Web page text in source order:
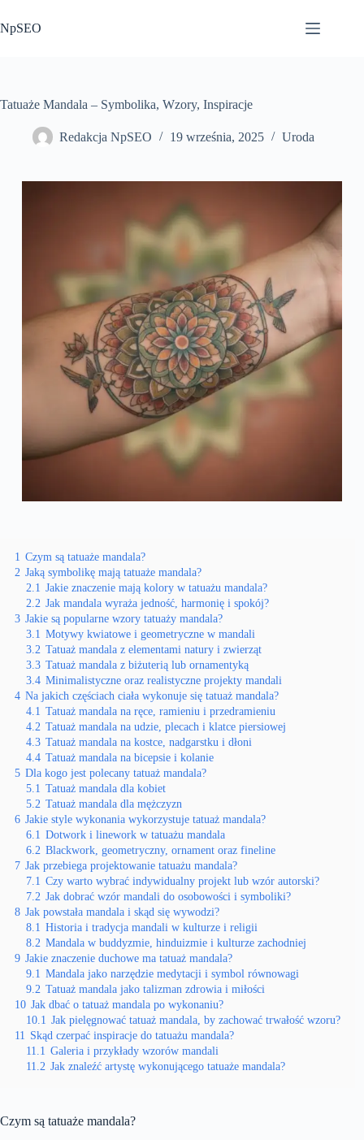
do
treści
NpSEO
Tatuaże Mandala – Symbolika, Wzory, Inspiracje
Redakcja NpSEO 19 września, 2025 Uroda
1 Czym są tatuaże mandala?
2 Jaką symbolikę mają tatuaże mandala?
2.1 Jakie znaczenie mają kolory w tatuażu mandala?
2.2 Jak mandala wyraża jedność, harmonię i spokój?
3 Jakie są popularne wzory tatuaży mandala?
3.1 Motywy kwiatowe i geometryczne w mandali
3.2 Tatuaż mandala z elementami natury i zwierząt
3.3 Tatuaż mandala z biżuterią lub ornamentyką
3.4 Minimalistyczne oraz realistyczne projekty mandali
4 Na jakich częściach ciała wykonuje się tatuaż mandala?
4.1 Tatuaż mandala na ręce, ramieniu i przedramieniu
4.2 Tatuaż mandala na udzie, plecach i klatce piersiowej
4.3 Tatuaż mandala na kostce, nadgarstku i dłoni
4.4 Tatuaż mandala na bicepsie i kolanie
5 Dla kogo jest polecany tatuaż mandala?
5.1 Tatuaż mandala dla kobiet
5.2 Tatuaż mandala dla mężczyzn
6 Jakie style wykonania wykorzystuje tatuaż mandala?
6.1 Dotwork i linework w tatuażu mandala
6.2 Blackwork, geometryczny, ornament oraz fineline
7 Jak przebiega projektowanie tatuażu mandala?
7.1 Czy warto wybrać indywidualny projekt lub wzór autorski?
7.2 Jak dobrać wzór mandali do osobowości i symboliki?
8 Jak powstała mandala i skąd się wywodzi?
8.1 Historia i tradycja mandali w kulturze i religii
8.2 Mandala w buddyzmie, hinduizmie i kulturze zachodniej
9 Jakie znaczenie duchowe ma tatuaż mandala?
9.1 Mandala jako narzędzie medytacji i symbol równowagi
9.2 Tatuaż mandala jako talizman zdrowia i miłości
10 Jak dbać o tatuaż mandala po wykonaniu?
10.1 Jak pielęgnować tatuaż mandala, by zachować trwałość wzoru?
11 Skąd czerpać inspiracje do tatuażu mandala?
11.1 Galeria i przykłady wzorów mandali
11.2 Jak znaleźć artystę wykonującego tatuaże mandala?
Czym są tatuaże mandala?